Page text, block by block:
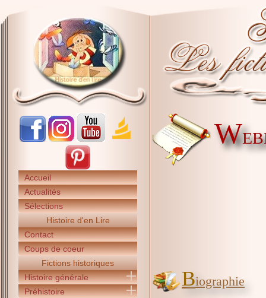
Accueil
Actualités
Sélections
Histoire d'en Lire
Contact
Coups de coeur
Fictions historiques
Histoire générale
Préhistoire
W
Biographie